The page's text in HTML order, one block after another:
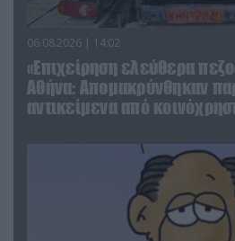
06.08.2026 | 14:02
«Επιχείρηση ελεύθερα
Αθήνα: Απομακρύνθηκαν
αντικείμενα από